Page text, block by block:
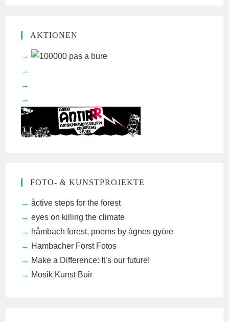
AKTIONEN
FOTO- & KUNSTPROJEKTE
åctive steps for the forest
eyes on killing the climate
håmbach forest, poems by ágnes györe
Hambacher Forst Fotos
Make a Difference: It’s our future!
Mosik Kunst Buir